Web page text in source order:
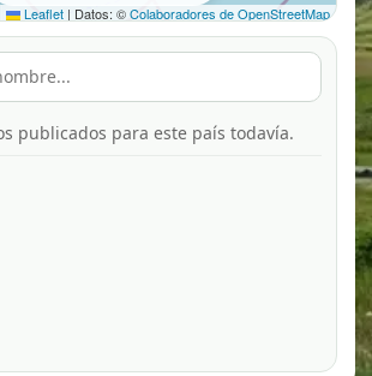
Leaflet | Datos: ©Colaboradores de OpenStreetMap
publicados para este país todavía.